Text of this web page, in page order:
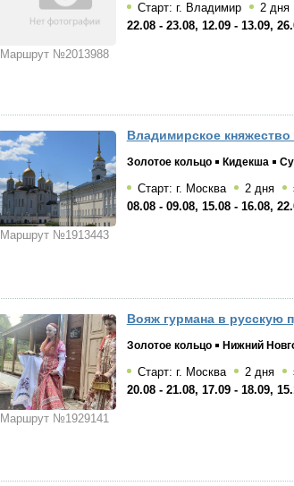
Маршрут №2013988
Старт: г. Владимир 2 дня
22.08 - 23.08, 12.09 - 13.09,
Маршрут №1913443
Владимирское княжество
Золотое кольцо Кидекша
Старт: г. Москва 2 дня
08.08 - 09.08, 15.08 - 16.08,
Маршрут №1929141
Вояж гурмана в русскую
Золотое кольцо Нижний
Старт: г. Москва 2 дня
20.08 - 21.08, 17.09 - 18.09,